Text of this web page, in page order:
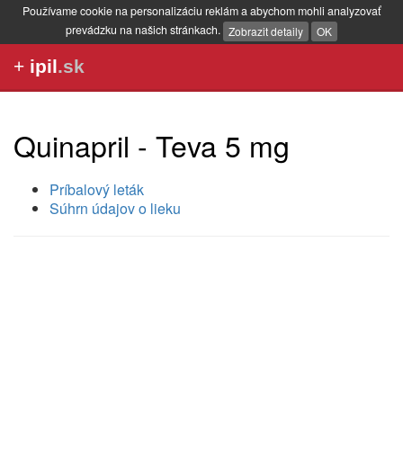
Používame cookie na personalizáciu reklám a abychom mohli analyzovať
prevádzku na našich stránkach. Zobrazit detaily OK
+ ipil.sk
Quinapril - Teva 5 mg
Príbalový leták
Súhrn údajov o lieku